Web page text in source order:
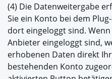
(4) Die Datenweitergabe
Sie ein Konto bei dem
dort eingeloggt sind.
Anbieter eingeloggt sind,
erhobenen Daten direkt
bestehenden Konto